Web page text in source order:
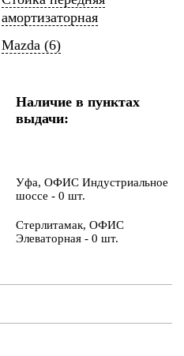
амортизаторная
Mazda (6)
Наличие в пунктах
выдачи:
Уфа, ОФИС Индустриальное
шоссе - 0 шт.
Стерлитамак, ОФИС
Элеваторная - 0 шт.